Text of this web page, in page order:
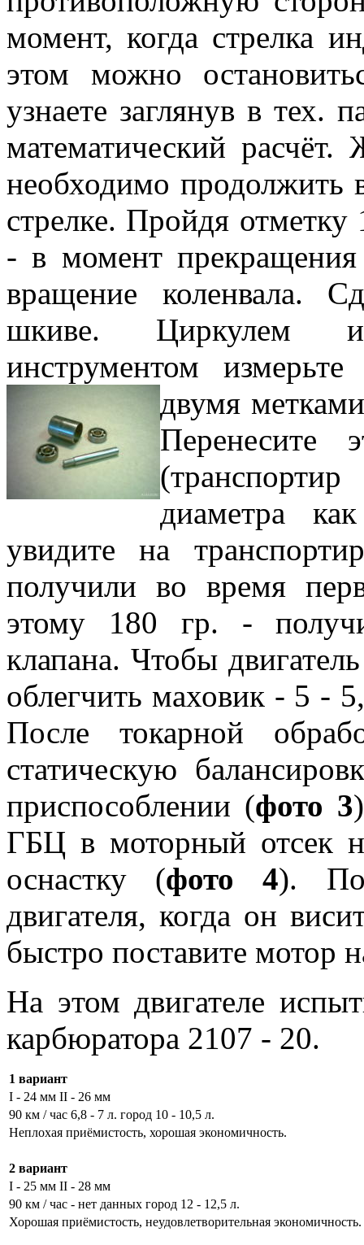
момент, когда стрелка
этом можно
узнаете заглянув в тех.
математический
необходимо продолжить
стрелке. Пройдя отметку
- в момент прекращения
вращение коленвала.
шкиве. Циркулем
инструментом
двумя
Перенесите
диаметра
увидите на
получили во время
этому 180 гр. -
клапана. Чтобы
облегчить маховик - 5 -
После токарной
статическую
приспособлении (фото 3
ГБЦ в моторный отсек
оснастку (фото 4).
двигателя, когда он
быстро поставите мотор
На этом двигателе
карбюратора 2107 - 20.
1 вариант
I - 24 мм II - 26 мм
90 км / час 6,8 - 7 л. город 10 - 10,5 л.
Неплохая приёмистость, хорошая экономичность.
2 вариант
I - 25 мм II - 28 мм
90 км / час - нет данных город 12 - 12,5 л.
Хорошая приёмистость, неудовлетворительная экономичность.